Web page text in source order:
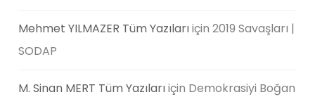
Mehmet YILMAZER Tüm Yazılarıiçin2019 Savaşları |
SODAP
M. Sinan MERT Tüm Yazılarıiçin Demokrasiyi Boğan